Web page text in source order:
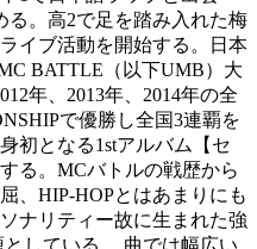
る。高2で足を踏み入れた梅
イブ活動を開始する。日本
BATTLE（以下UMB）大
年、2013年、2014年の全
で優勝し全国3連覇を
初となる1stアルバム【セ
る。MCバトルの戦歴から
、HIP-HOPとはあまりにも
ナリティー故に生まれた強
している。 曲では幅広い